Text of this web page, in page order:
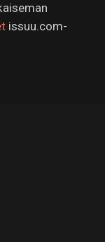
issuu.com-